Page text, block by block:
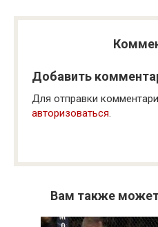
Добавить
Для отправки
авторизоваться.
Вам также